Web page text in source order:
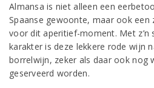
Almansa is niet alleen een
Spaanse gewoonte, maar ook een
voor dit aperitief-moment. Met z’n
karakter is deze lekkere rode wijn
borrelwijn, zeker als daar ook nog
geserveerd worden.